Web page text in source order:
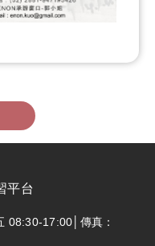
平台
08:30-17:00│傳真：